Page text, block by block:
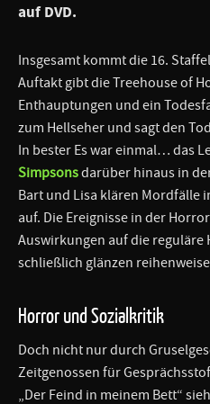
auf DVD.
Insgesamt kommt die 16.
Auftakt gibt die Treehouse of
Enthauptungen und ein
zum Hellseher und sagt den
In bester Es war einmal… das
Simpsonsdarüber hinaus in
Bart und Lisa klären Mordfälle
auf. Die Ereignisse in der
Auswirkungen auf die reguläre
schließlich glänzen
Horror und Sozialkritik
Doch nicht nur durch
Zeitgenossen für
„Der Feind in meinem Bett“